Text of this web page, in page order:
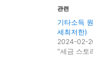
관련
기타소득
세최저한)
2024-02-
"세금 스토